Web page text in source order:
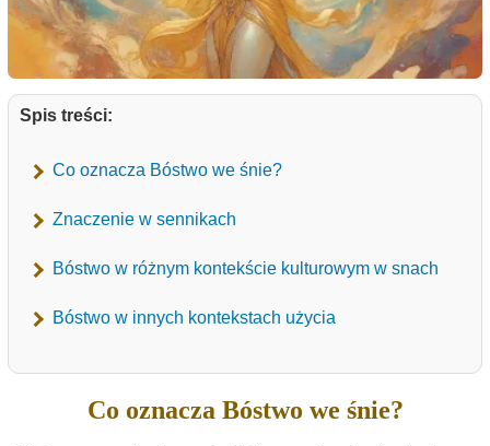
Spis treści:
Co oznacza Bóstwo we śnie?
Znaczenie w sennikach
Bóstwo w różnym kontekście kulturowym w snach
Bóstwo w innych kontekstach użycia
Co oznacza Bóstwo we śnie?